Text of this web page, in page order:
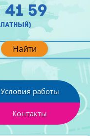
Найти
59
Условия работы
Контакты